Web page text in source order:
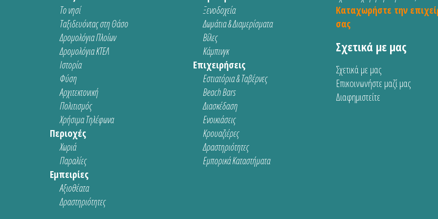
Το νησί
Ταξιδευόντας στη Θάσο
Δρομολόγια Πλοίων
Δρομολόγια ΚΤΕΛ
Ιστορία
Φύση
Αρχιτεκτονική
Πολιτισμός
Χρήσιμα Τηλέφωνα
Περιοχές
Χωριά
Παραλίες
Εμπειρίες
Αξιοθέατα
Δραστηριότητες
Ξενοδοχεία
Δωμάτια & Διαμερίσματα
Βίλες
Κάμπινγκ
Επιχειρήσεις
Εστιατόρια & Ταβέρνες
Beach Bars
Διασκέδαση
Ενοικιάσεις
Κρουαζιέρες
Δραστηριότητες
Εμπορικά Καταστήματα
Καταχωρήστε την
σας
Σχετικά με μας
Σχετικά με μας
Επικοινωνήστε μαζί μας
Διαφημιστείτε